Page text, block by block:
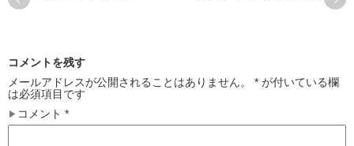
コメントを残す
メールアドレスが公開されることはありません。
* が付いている欄
は必須項目です
コメント *